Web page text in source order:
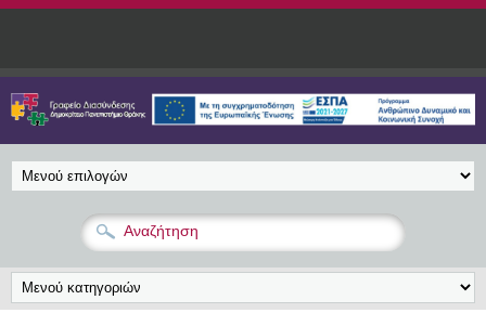
Παράκαμψη προς το κυρίως περιεχόμενο